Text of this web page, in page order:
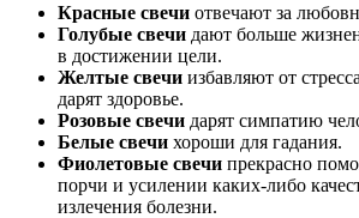
Красные свечи отвечают за
Голубые свечи дают больше
в достижении цели.
Желтые свечи избавляют от
дарят здоровье.
Розовые свечи дарят симпатию
Белые свечи хороши для гадания.
Фиолетовые свечи прекрасно
порчи и усилении каких-либо
излечения болезни.